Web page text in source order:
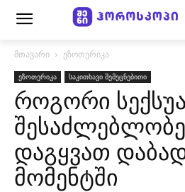
მთავარი ეზოთერიკა
ეზოთერიკა საკითხავი შემეცნებითი
როგორი
დაგყვათ
მომენტში